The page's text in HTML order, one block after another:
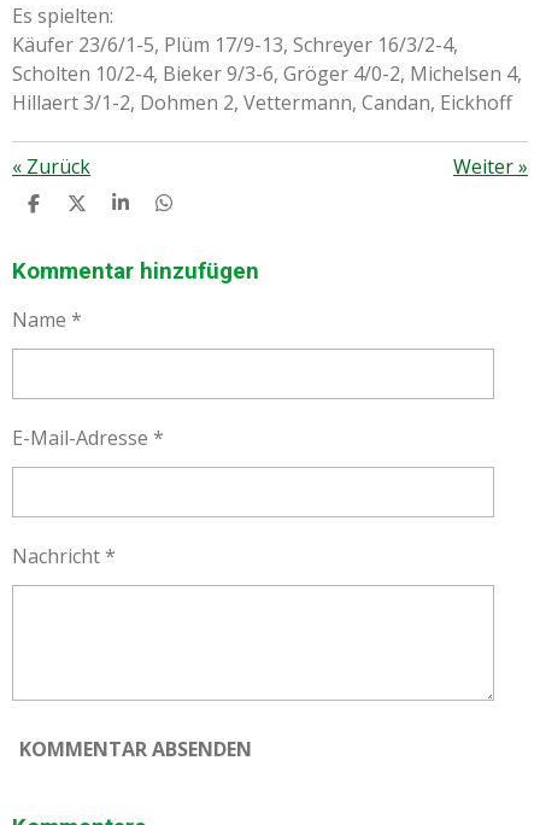
Es spielten:
Käufer 23/6/1-5, Plüm 17/9-13, Schreyer 16/3/2-4,
Scholten 10/2-4, Bieker 9/3-6, Gröger 4/0-2, Michelsen 4,
Hillaert 3/1-2, Dohmen 2, Vettermann, Candan, Eickhoff
« Zurück Weiter»
T
L
T
L
T
L
T
L
Kommentar hinzufügen
Name *
E-Mail-Adresse *
Nachricht *
KOMMENTAR ABSENDEN